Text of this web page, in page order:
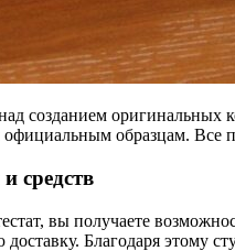
созданием оригинальных
образцам. Все
средств
вы получаете
Благодаря этому